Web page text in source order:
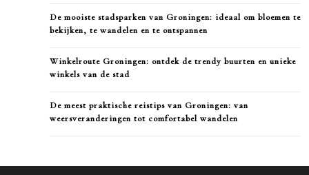
De mooiste stadsparken van Groningen: ideaal om bloemen te
bekijken, te wandelen en te ontspannen
Winkelroute Groningen: ontdek de trendy buurten en unieke
winkels van de stad
De meest praktische reistips van Groningen: van
weersveranderingen tot comfortabel wandelen